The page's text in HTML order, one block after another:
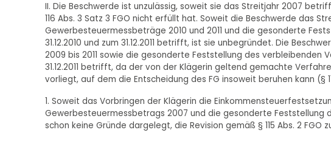
II. Die Beschwerde ist unzulässig, soweit sie das Streitjahr 2007
116 Abs. 3 Satz 3 FGO nicht erfüllt hat. Soweit die Beschwerde das
Gewerbesteuermessbeträge 2010 und 2011 und die gesonderte
31.12.2010 und zum 31.12.2011 betrifft, ist sie unbegründet. Die
2009 bis 2011 sowie die gesonderte Feststellung des verbleibenden
31.12.2011 betrifft, da der von der Klägerin geltend gemachte
vorliegt, auf dem die Entscheidung des FG insoweit beruhen kann (§
1. Soweit das Vorbringen der Klägerin die
Gewerbesteuermessbetrags 2007 und die gesonderte Feststellung
schon keine Gründe dargelegt, die Revision gemäß § 115 Abs. 2 FGO